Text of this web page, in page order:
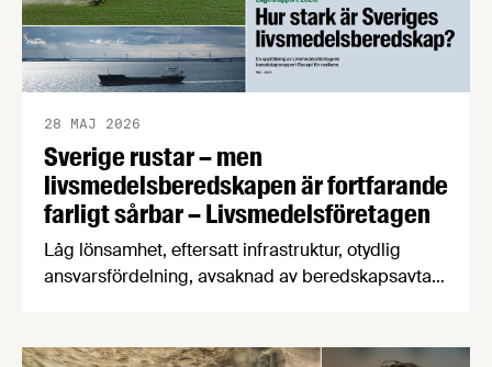
Sverige rustar – men
livsmedelsberedskapen är fortfarande
farligt sårbar – Livsmedelsföretagen
28 MAJ 2026
Låg lönsamhet, eftersatt infrastruktur, otydlig
ansvarsfördelning, avsaknad av beredskapsavtal
krig. Det visar en ny beredskapsrapport från